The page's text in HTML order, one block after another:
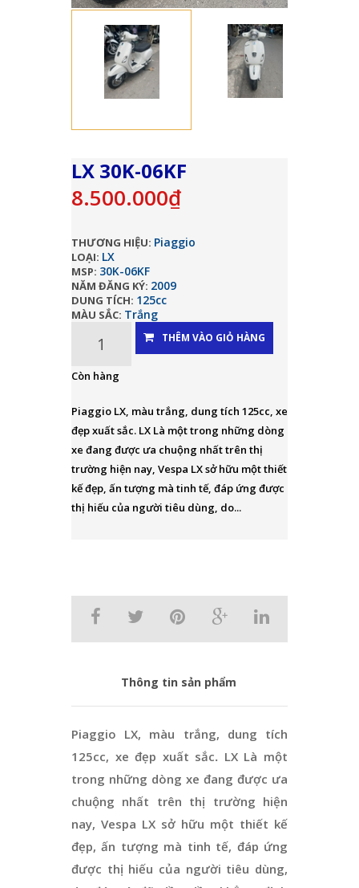
LX 30K-06KF
8.500.000₫
THƯƠNG HIỆU: Piaggio
LOẠI: LX
MSP: 30K-06KF
NĂM ĐĂNG KÝ: 2009
DUNG TÍCH: 125cc
MÀU SẮC: Trắng
THÊM VÀO GIỎ HÀNG
Còn hàng
Piaggio LX, màu trắng, dung tích 125cc, xe
đẹp xuất sắc. LX Là một trong những dòng
xe đang được ưa chuộng nhất trên thị
trường hiện nay, Vespa LX sở hữu một thiết
kế đẹp, ấn tượng mà tinh tế, đáp ứng được
thị hiếu của người tiêu dùng, do...
Thông tin sản phẩm
Piaggio LX, màu trắng, dung tích
125cc, xe đẹp xuất sắc. LX Là một
trong những dòng xe đang được ưa
chuộng nhất trên thị trường hiện
nay, Vespa LX sở hữu một thiết kế
đẹp, ấn tượng mà tinh tế, đáp ứng
được thị hiếu của người tiêu dùng,